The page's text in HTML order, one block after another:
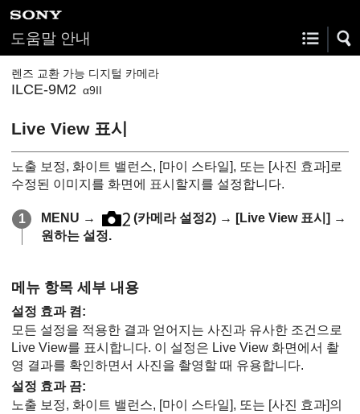
도움말 안내
렌즈 교환 가능 디지털 카메라
ILCE-9M2 α9II
Live View 표시
노출 보정, 화이트 밸런스, [마이 스타일], 또는 [사진 효과] 로
수정된 이미지를 화면에 표시할지를 설정합니다.
MENU → (카메라 설정2) → [Live View 표시] →
원하는 설정.
메뉴 항목 세부 내용
설정 효과 켬 :
모든 설정을 적용한 결과 얻어지는 사진과 유사한 조건으로
Live View를 표시합니다. 이 설정은 Live View 화면에서 촬
영 결과를 확인하면서 사진을 촬영할 때 유용합니다.
설정 효과 끔:
노출 보정, 화이트 밸런스, [마이 스타일], 또는 [사진 효과]의